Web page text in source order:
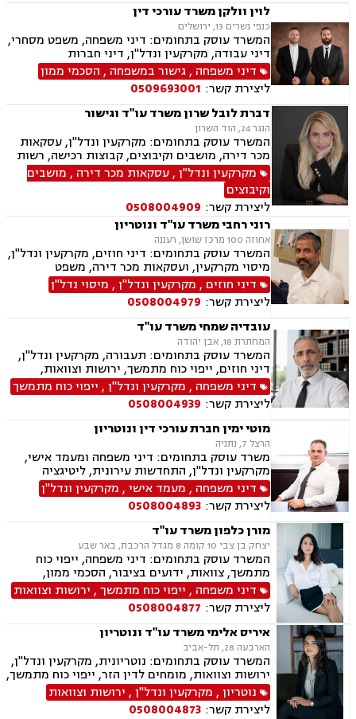
נחלות ומשקים במושבים, רשות מקרקעי ישראל,
העברה בין דורית, בן ממשיך, נזקי גוף ותאונות,
תאונות דרכים, תאונות עבודה, תאונות תלמידים,
אובדן כושר עבודה, תאונות עקב רשלנות.
לוין וולקן משרד עורכי דין
כנפי נשרים 13, ירושלים
המשרד עוסק בתחומים: דיני משפחה, משפט מסחרי,
דיני עבודה, מקרקעין ונדל"ן, דיני חברות
דיני משפחה ,גישור במשפחה , הסכמי ממון
ליצירת קשר: 0509693001
דברת לובל שרון משרד עו"ד וגישור
הנגר 24, הוד השרון
המשרד עוסק בתחומים: מקרקעין ונדל"ן, עסקאות
מכר דירה, מושבים וקיבוצים, קבוצות רכישה, רשות
מקרקעי ישראל, בתים משותפים, מיסוי נדלן, ייפוי
כוח מתמשך, ירושות וצוואות, גישור, הסכמי ממון,
העברה בין דורית.
מקרקעין ונדל"ן,עסקאות מכר דירה , מושבים
וקיבוצים
ליצירת קשר: 0508004909
רוני רחבי משרד עו"ד ונוטריון
אחוזה 100 מרכז שושן, רעננה
המשרד עוסק בתחומים: דיני חוזים, מקרקעין ונדל"ן,
מיסוי מקרקעין, ועסקאות מכר דירה, משפט
אזרחי-מסחרי, ייפוי כוח מתמשך, ירושות וצוואות,
דיני עבודה, דיני משפחה, הסכמי ממון, נזקי גוף
ותאונות, נוטריון.
דיני חוזים , מקרקעין ונדל"ן, מיסוי נדל"ן
ליצירת קשר: 0508004979
עובדיה שמחי משרד עו"ד
המחתרת 18, אבן יהודה
המשרד עוסק בתחומים: תעבורה, מקרקעין ונדל"ן,
דיני חוזים, ייפוי כוח מתמשך, ירושות וצוואות,
הסכמי ממון, אלימות במשפחה, מחיקת רישום פלילי
דיני משפחה , מקרקעין ונדל"ן, ייפוי כוח מתמשך
ליצירת קשר: 0508004939
מוטי ימין חברת עורכי דין ונוטריון
הרצל 7, נתניה
משרד עוסק בתחומים: דיני משפחה ומעמד אישי,
מקרקעין ונדל"ן, התחדשות עירונית, ליטיגציה
אזרחית-מסחרית, סכסוכים חוזיים, סכסוכים כספיים,
דיני חברות, ירושות וצוואות, ייפוי כוח מתמשך,
גישור.
דיני משפחה , מעמד אישי, מקרקעין ונדל"ן
ליצירת קשר: 0508004893
מורן כלפון משרד עו"ד
יצחק בן צבי 10 קומה 8 מגדל הרכבת, באר שבע
המשרד עוסק בתחומים: דיני משפחה, ייפוי כוח
מתמשך, צוואות, ידועים בציבור, הסכמי ממון,
אבהות, מזונות, משמורת, גירושין, נישואים אזרחיים,
ניכור הורי
דיני משפחה , ייפוי כוח מתמשך, ירושות וצוואות
ליצירת קשר: 0508004877
איריס אלימי משרד עו"ד ונוטריון
הארבעה 28, תל-אביב
המשרד עוסק בתחומים: נוטריונית, מקרקעין ונדל"ן,
ירושות וצוואות, מומחים לדין הזר, ייפוי כוח מתמשך,
מיסים, תמ"א 38, אזרחות זרה ודרכון זר.
נוטריון, מקרקעין ונדל"ן, ירושות וצוואות
ליצירת קשר: 0508004873